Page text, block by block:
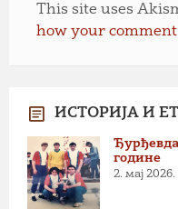
This site uses
how your comment
ИСТОРИЈА И
године
2. мај 2026.